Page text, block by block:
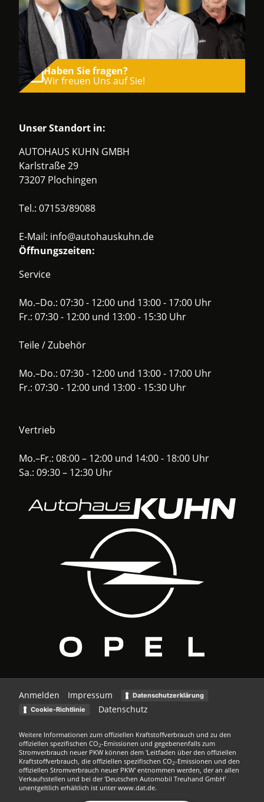
Haben Sie fragen?
Wir freuen Uns auf Sie!
Unser Standort in:
AUTOHAUS KUHN GMBH
Karlstraße 29
73207 Plochingen
Tel.: 07153/89088
E-Mail: info@autohauskuhn.de
Öffnungszeiten:
Service
Mo.–Do.: 07:30 - 12:00 und 13:00 - 17:00 Uhr
Fr.: 07:30 - 12:00 und 13:00 - 15:30 Uhr
Teile / Zubehör
Mo.–Do.: 07:30 - 12:00 und 13:00 - 17:00 Uhr
Fr.: 07:30 - 12:00 und 13:00 - 15:30 Uhr
Vertrieb
Mo.–Fr.: 08:00 – 12:00 und 14:00 - 18:00 Uhr
Sa.: 09:30 – 12:30 Uhr
Anmelden Impressum
Datenschutzerklärung
Cookie-Richtlinie
Datenschutz
Weitere Informationen zum offiziellen Kraftstoffverbrauch und zu den
offiziellen spezifischen CO2-Emissionen und gegebenenfalls zum
Stromverbrauch neuer PKW können dem 'Leitfaden über den offiziellen
Kraftstoffverbrauch, die offiziellen spezifischen CO2-Emissionen und den
offiziellen Stromverbrauch neuer PKW' entnommen werden, der an allen
Verkaufsstellen und bei der 'Deutschen Automobil Treuhand GmbH'
unentgeltlich erhältlich ist unter www.dat.de.